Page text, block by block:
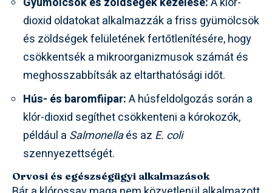
dioxid oldatokat alkalmazzák a friss gyümölcsök
és zöldségek felületének fertőtlenítésére, hogy
csökkentsék a mikroorganizmusok számát és
meghosszabbítsák az eltarthatósági időt.
Hús- és baromfiipar:A húsfeldolgozás során a
klór-dioxid segíthet csökkenteni a kórokozók,
például a Salmonellaés az E. coli
szennyezettségét.
Orvosi és egészségügyi alkalmazások